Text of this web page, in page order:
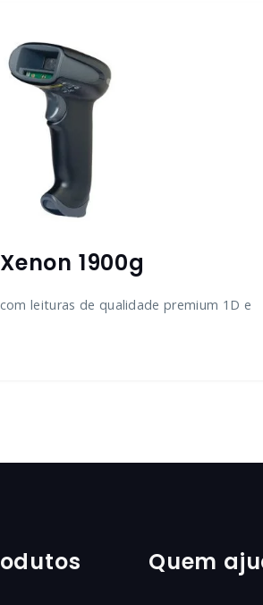
1900g
leituras de qualidade premium 1D e
Quem